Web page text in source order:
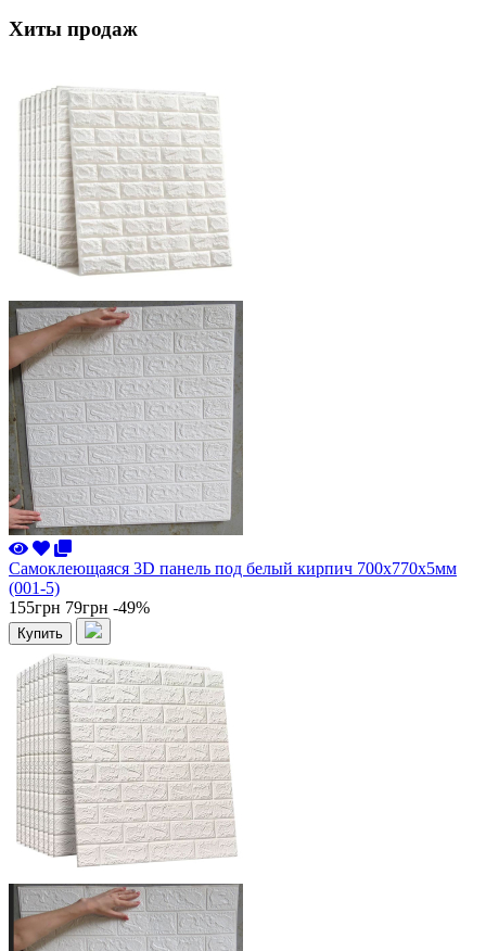
Хиты продаж
Самоклеющаяся 3D панель под белый кирпич 700x770x5мм
(001-5)
155грн 79грн -49%
Купить